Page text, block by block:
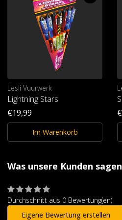
Lesli Vuurwerk
Lightning Stars
€19,99
Im Warenkorb
Was unsere Kunden sagen
Durchschnitt aus 0 Bewertung(en)
Eigene Bewertung erstellen